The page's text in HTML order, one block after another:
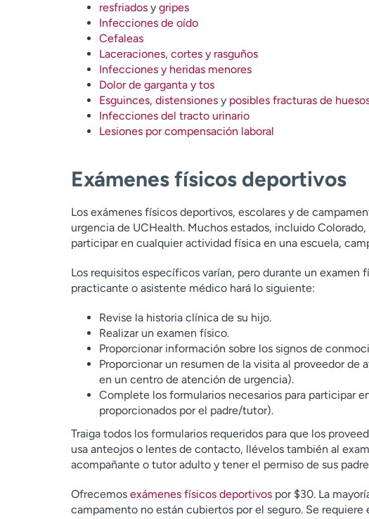
resfriadosy gripes
Infecciones de oído
Cefaleas
Laceraciones, cortes y rasguños
Infecciones y heridas menores
Dolor de garganta y tos
Esguinces, distensionesy posibles fracturas de
Infecciones del tracto urinario
Lesiones por compensación laboral
Exámenes físicos deportivos
Los exámenes físicos deportivos, escolares y de
urgencia de UCHealth. Muchos estados, incluido
participar en cualquier actividad física en una escuela,
Los requisitos específicos varían, pero durante un
practicante o asistente médico hará lo siguiente:
Revise la historia clínica de su hijo.
Realizar un examen físico.
Proporcionar información sobre los signos de
Proporcionar un resumen de la visita al proveedor
en un centro de atención de urgencia).
Complete los formularios necesarios para participar
proporcionados por el padre/tutor).
Traiga todos los formularios requeridos para que los
usa anteojos o lentes de contacto, llévelos también al
acompañante o tutor adulto y tener el permiso de sus
Ofrecemos exámenes físicos deportivospor $30. La
campamento no están cubiertos por el seguro. Se